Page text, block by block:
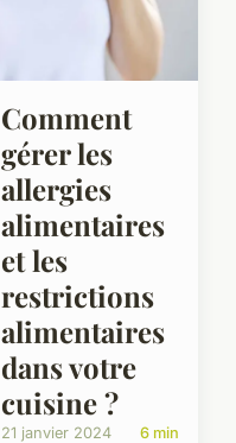
Comment
gérer les
allergies
alimentaires
et les
restrictions
alimentaires
dans votre
cuisine ?
21 janvier 2024 6 min